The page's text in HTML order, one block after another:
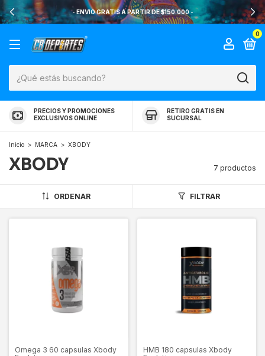
- ENVIO GRATIS A PARTIR DE $150.000 -
0
PRECIOS Y PROMOCIONES
EXCLUSIVOS ONLINE
RETIRO GRATIS EN
SUCURSAL
Inicio > MARCA > XBODY
XBODY 7 productos
ORDENAR FILTRAR
Omega 3 60 capsulas Xbody
HMB 180 capsulas Xbody